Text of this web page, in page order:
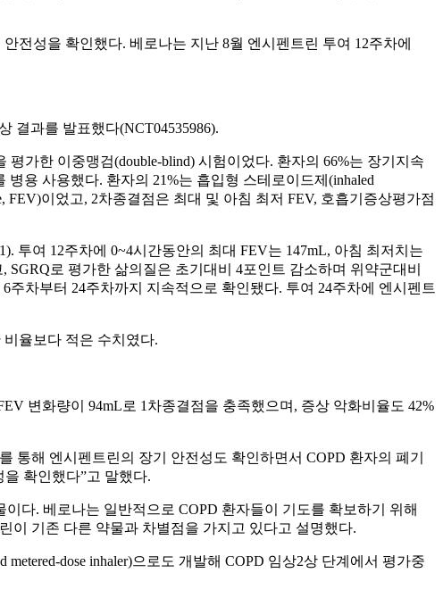
전성을 확인했다. 베로나는 지난 8월 엔시펜트린 투여 12주차에
결과를 발표했다(NCT04535986).
가한 이중맹검(double-blind) 시험이었다. 환자의 66%는 장기지속
병용 사용했다. 환자의 21%는 흡입형 스테로이드제(inhaled
FEV)이었고, 2차종결점은 최대 및 아침 최저 FEV, 호흡기증상평가점
투여 12주차에 0~4시간동안의 최대 FEV는 147mL, 아침 최저치는
로 평가한 삶의질은 초기대비 4포인트 감소하며 위약군대비
차부터 24주차까지 지속적으로 확인됐다. 투여 24주차에 엔시펜트
율보다 적은 수치였다.
변화량이 94mL로 1차종결점을 충족했으며, 증상 악화비율도 42%
통해 엔시펜트린의 장기 안전성도 확인하면서 COPD 환자의 폐기
확인했다”고 말했다.
다. 베로나는 일반적으로 COPD 환자들이 기도를 확보하기 위해
기존 다른 약물과 차별점을 가지고 있다고 설명했다.
dose inhaler)으로도 개발해 COPD 임상2상 단계에서 평가중